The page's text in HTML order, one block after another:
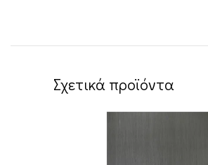
Σχετικά προϊόντα